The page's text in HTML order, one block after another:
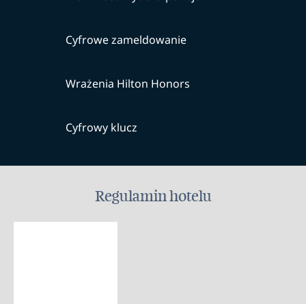
Cyfrowe zameldowanie
Wrażenia Hilton Honors
Cyfrowy klucz
Regulamin hotelu